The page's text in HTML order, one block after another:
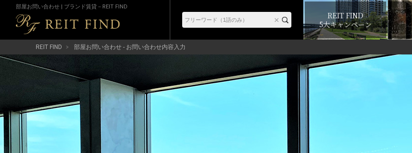
部屋お問い合わせ | ブランド賃貸－REIT FIND
REIT FIND
5大キャンペーン
REIT FIND 部屋お問い合わせ - お問い合わせ内容入力